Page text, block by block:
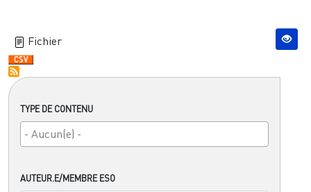
TYPE DE CONTENU
AUTEUR.E/MEMBRE ESO
Fichier